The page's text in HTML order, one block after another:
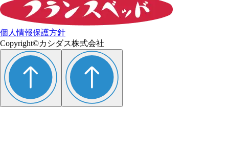
個人情報保護方針
Copyright©カシダス株式会社